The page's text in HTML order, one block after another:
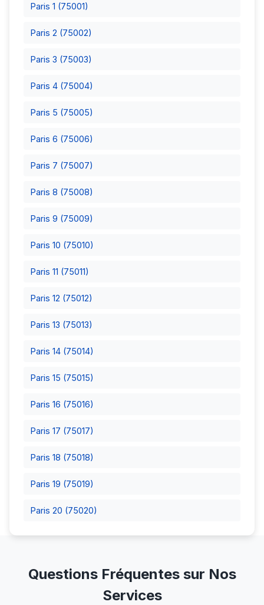
Paris 1 (75001)
Paris 2 (75002)
Paris 3 (75003)
Paris 4 (75004)
Paris 5 (75005)
Paris 6 (75006)
Paris 7 (75007)
Paris 8 (75008)
Paris 9 (75009)
Paris 10 (75010)
Paris 11 (75011)
Paris 12 (75012)
Paris 13 (75013)
Paris 14 (75014)
Paris 15 (75015)
Paris 16 (75016)
Paris 17 (75017)
Paris 18 (75018)
Paris 19 (75019)
Paris 20 (75020)
Questions Fréquentes sur Nos
Services